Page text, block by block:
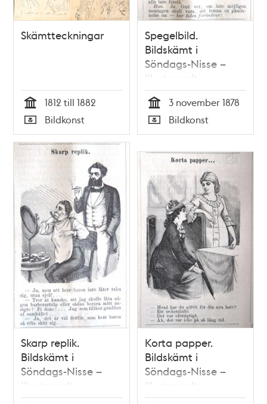
Skämtteckningar
Tid
1812 till 1882
Typ
Bildkonst
Spegelbild.
Bildskämt i
Söndags-Nisse –
Illustreradt
Veckoblad för
Skämt, Humor och
Satir, nr 44, den 3
november 1878
Tid
3 november 1878
Typ
Bildkonst
Skarp replik.
Bildskämt i
Söndags-Nisse –
Illustreradt
Veckoblad för
Korta papper.
Bildskämt i
Söndags-Nisse –
Illustreradt
Veckoblad för